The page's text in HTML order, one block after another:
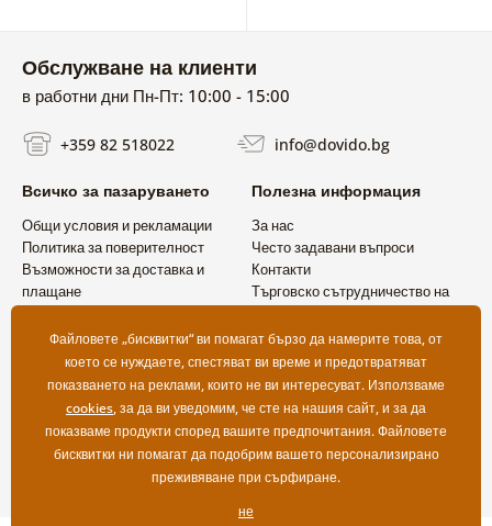
Обслужване на клиенти
в работни дни Пн-Пт: 10:00 - 15:00
+359 82 518022 info@dovido.bg
Всичко за пазаруването
Общи условия и рекламации
Политика за поверителност
Възможности за доставка и
плащане
Полезна информация
За нас
Често задавани въпроси
Контакти
Търговско сътрудничество на
Файловете „бисквитки“ ви помагат бързо да намерите това, от
което се нуждаете, спестяват ви време и предотвратяват
показването на реклами, които не ви интересуват. Използваме
cookies, за да ви уведомим, че сте на нашия сайт, и за да
показваме продукти според вашите предпочитания. Файловете
бисквитки ни помагат да подобрим вашето персонализирано
преживяване при сърфиране.
не